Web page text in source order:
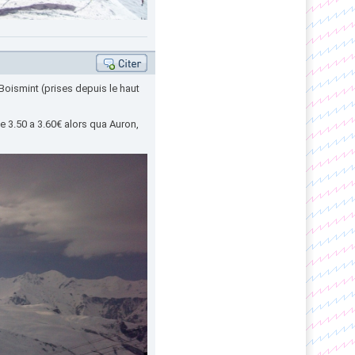
(prises depuis le haut
a 3.60€ alors qua Auron,